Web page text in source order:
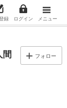
録 ログイン メニュー
間
フォロー